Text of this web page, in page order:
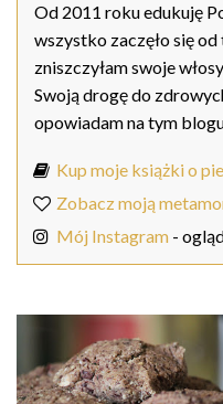
Od 2011 roku edukuję
wszystko zaczęło się
zniszczyłam swoje
Swoją drogę do
opowiadam na tym
Kup moje książki o
Zobacz moją
Mój Instagram -